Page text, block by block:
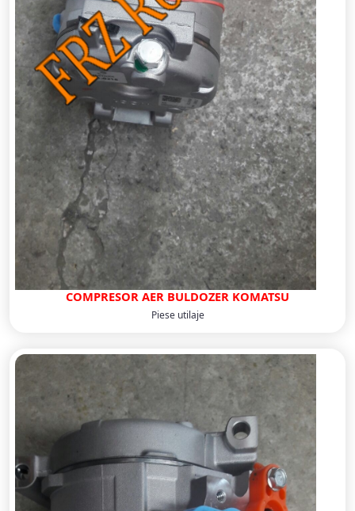
COMPRESOR AER BULDOZER KOMATSU
Piese utilaje